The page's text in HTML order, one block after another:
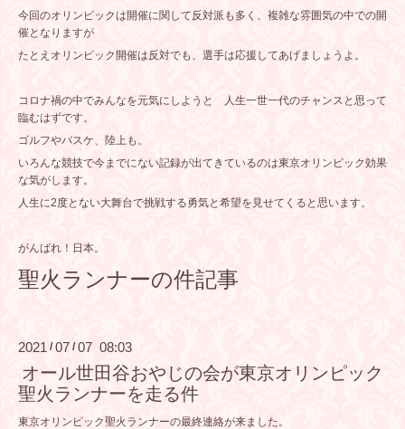
今回のオリンピックは開催に関して反対派も多く、複雑な雰囲気の中での開
催となりますが
たとえオリンピック開催は反対でも、選手は応援してあげましょうよ。
コロナ禍の中でみんなを元気にしようと 人生一世一代のチャンスと思って
臨むはずです。
ゴルフやバスケ、陸上も。
いろんな競技で今までにない記録が出てきているのは東京オリンピック効果
な気がします。
人生に2度とない大舞台で挑戦する勇気と希望を見せてくると思います。
がんばれ！日本。
聖火ランナーの件記事
2021 / 07 /07 08:03
オール世田谷おやじの会が東京オリンピック
聖火ランナーを走る件
東京オリンピック聖火ランナーの最終連絡が来ました。